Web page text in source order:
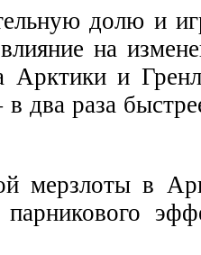
долю и
на
и
раза
мерзлоты в